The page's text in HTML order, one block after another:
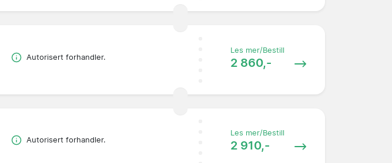
Autorisert forhandler.
Les mer/Bestill
2 860,-
Autorisert forhandler.
Les mer/Bestill
2 910,-